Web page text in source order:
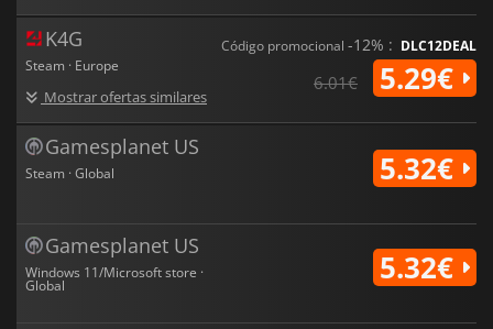
K4G
Steam · Europe
Mostrar ofertas similares
Código promocional -12% : DLC12DEAL
6.01€ 5.29€
Gamesplanet US
Steam · Global 5.32€
Gamesplanet US
Windows 11/Microsoft store ·
Global 5.32€